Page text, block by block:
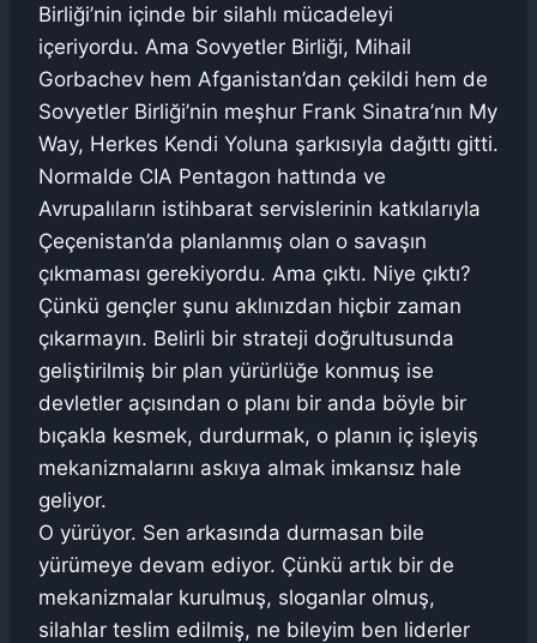
Birliği’nin içinde bir silahlı mücadeleyi
içeriyordu. Ama Sovyetler Birliği, Mihail
Gorbachev hem Afganistan’dan çekildi hem de
Sovyetler Birliği’nin meşhur Frank Sinatra’nın My
Way, Herkes Kendi Yoluna şarkısıyla dağıttı gitti.
Normalde CIA Pentagon hattında ve
Avrupalıların istihbarat servislerinin katkılarıyla
Çeçenistan’da planlanmış olan o savaşın
çıkmaması gerekiyordu. Ama çıktı. Niye çıktı?
Çünkü gençler şunu aklınızdan hiçbir zaman
çıkarmayın. Belirli bir strateji doğrultusunda
geliştirilmiş bir plan yürürlüğe konmuş ise
devletler açısından o planı bir anda böyle bir
bıçakla kesmek, durdurmak, o planın iç işleyiş
mekanizmalarını askıya almak imkansız hale
geliyor.
O yürüyor. Sen arkasında durmasan bile
yürümeye devam ediyor. Çünkü artık bir de
mekanizmalar kurulmuş, sloganlar olmuş,
silahlar teslim edilmiş, ne bileyim ben liderler